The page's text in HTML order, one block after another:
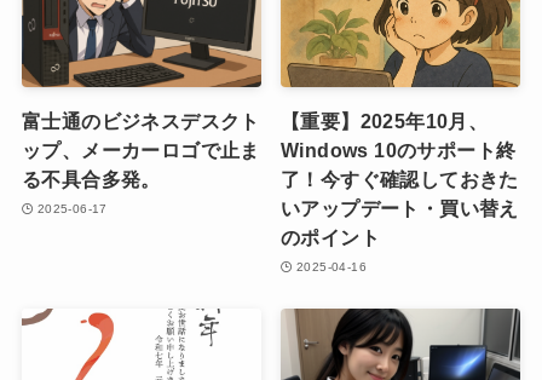
富士通のビジネスデスクト
ップ、メーカーロゴで止ま
る不具合多発。
2025-06-17
【重要】2025年10月、
Windows 10のサポート終
了！今すぐ確認しておきた
いアップデート・買い替え
のポイント
2025-04-16